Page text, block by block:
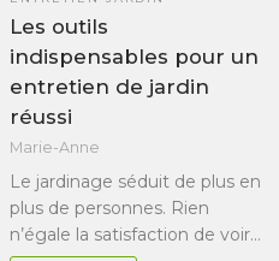
Les outils
indispensables pour un
entretien de jardin
réussi
Marie-Anne
Le jardinage séduit de plus en
plus de personnes. Rien
n’égale la satisfaction de voir…